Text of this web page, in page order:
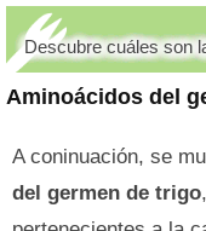
Aminoácidos del
Descubre cuáles son
A coninuación, se
del germen de trigo